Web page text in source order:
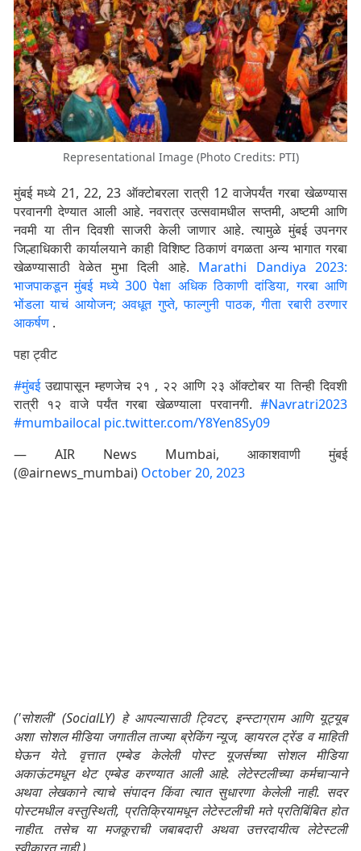
Representational Image (Photo Credits: PTI)
मुंबई मध्ये 21, 22, 23 ऑक्टोबरला रात्री 12 वाजेपर्यंत गरबा खेळण्यास
परवानगी देण्यात आली आहे. नवरात्र उत्सवामधील सप्तमी, अ‍ष्टमी आणि
नवमी या तीन दिवशी साजरी केली जाणार आहे. त्यामुळे मुंबई उपनगर
जिल्हाधिकारी कार्यालयाने काही विशिष्ट ठिकाणं वगळता अन्य भागात गरबा
खेळण्यासाठी वेळेत मुभा दिली आहे. Marathi Dandiya 2023:
भाजपाकडून मुंबई मध्ये 300 पेक्षा अधिक ठिकाणी दांडिया, गरबा आणि
भोंडला याचं आयोजन; अवधूत गुप्ते, फाल्गुनी पाठक, गीता रबारी ठरणार
आकर्षण .
पहा ट्वीट
#मुंबईउद्यापासून म्हणजेच २१ , २२ आणि २३ ऑक्टोबर या तिन्ही दिवशी
रात्री १२ वाजे पर्यंत गरबा खेळण्याला परवानगी. #Navratri2023
#mumbailocal pic.twitter.com/Y8Yen8Sy09
— AIR News Mumbai, आकाशवाणी मुंबई
(@airnews_mumbai) October 20, 2023
('सोशली' (SocialLY) हे आपल्यासाठी ट्विटर, इन्स्टाग्राम आणि यूट्यूब
अशा सोशल मीडिया जगातील ताज्या ब्रेकिंग न्यूज, व्हायरल ट्रेंड व माहिती
घेऊन येते. वृत्तात एम्बेड केलेली पोस्ट यूजर्सच्या सोशल मीडिया
अकाऊंटमधून थेट एम्बेड करण्यात आली आहे. लेटेस्टलीच्या कर्मचाऱ्याने
अथवा लेखकाने त्याचे संपादन किंवा त्यात सुधारणा केलेली नाही. सदर
पोस्टमधील वस्तुस्थिती, प्रतिक्रियामधून लेटेस्टलीची मते प्रतिबिंबित होत
नाहीत. तसेच या मजकूराची जबाबदारी अथवा उत्तरदायीत्व लेटेस्टली